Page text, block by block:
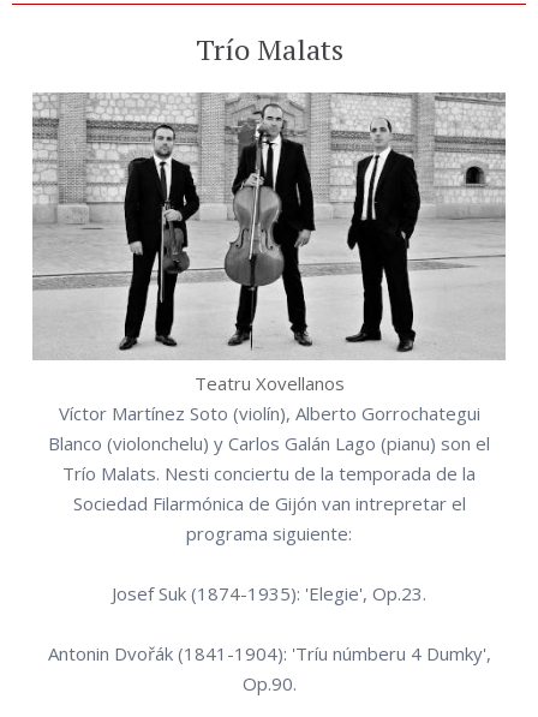
Trío Malats
Teatru Xovellanos
Víctor Martínez Soto (violín), Alberto Gorrochategui
Blanco (violonchelu) y Carlos Galán Lago (pianu) son el
Trío Malats. Nesti conciertu de la temporada de la
Sociedad Filarmónica de Gijón van intrepretar el
programa siguiente:
Josef Suk (1874-1935): 'Elegie', Op.23.
Antonin Dvořák (1841-1904): 'Tríu númberu 4 Dumky',
Op.90.